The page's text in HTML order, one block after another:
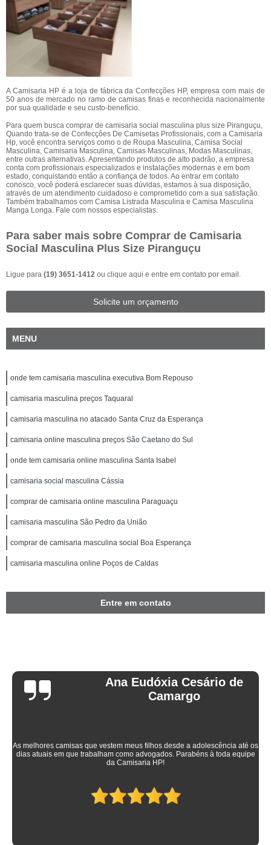
A Camisaria HP é a loja de fábrica da Confecções HP, empresa com mais de
50 anos de mercado no ramo de camisas finas e reconhecida nacionalmente
por sua qualidade e seu custo-benefício.
Para quem busca comprar de camisaria social masculina plus size Piranguçu,
Quando trata-se de Confecções De Camisetas Profissionais, com a Camisaria
Hp, você encontra serviços como o de Roupa Masculina, Camisa Social
Masculina, Camisaria Masculina, Camisas Masculinas, Modas Masculinas,
entre outras alternativas. Apresentando produtos de alto padrão, a empresa
conta com profissionais especializados e instalações modernas e em bom
estado, conquistando então a confiança de todos. Ao entrar em contato
conosco, você poderá esclarecer suas dúvidas, estamos à sua disposição,
através de um atendimento cuidadoso e comprometido com a sua satisfação.
Também trabalhamos com Camisa Listrada Masculina e Camisa Masculina
Manga Longa. Fale com nossos especialistas.
Para saber mais sobre Comprar de Camisaria
Social Masculina Plus Size Piranguçu
Ligue para (19) 3651-1412 ou clique aqui e entre em contato por email.
Solicite um orçamento
MENU
onde tem camisaria masculina executiva Bom Repouso
camisaria masculina preços Taquaral
camisaria masculina no atacado Santa Cruz da Esperança
camisaria online masculina preços São Caetano do Sul
onde tem camisaria online masculina Santa Isabel
camisaria social masculina Cássia
comprar de camisaria online masculina Paraguaçu
camisaria masculina São Pedro da União
comprar de camisaria masculina social Boa Esperança
camisaria masculina online Poços de Caldas
Entre em contato
Ana Eudóxia Cesário de
Camargo
As melhores camisas que vestem meus filhos desde a adolescência até os
dias atuais em que trabalham como advogados. Parabéns à toda equipe
da Camisaria HP!